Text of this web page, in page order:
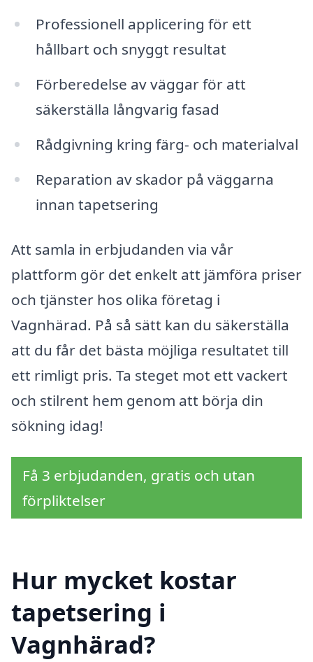
Professionell applicering för ett
hållbart och snyggt resultat
Förberedelse av väggar för att
säkerställa långvarig fasad
Rådgivning kring färg- och materialval
Reparation av skador på väggarna
innan tapetsering
Att samla in erbjudanden via vår
plattform gör det enkelt att jämföra priser
och tjänster hos olika företag i
Vagnhärad. På så sätt kan du säkerställa
att du får det bästa möjliga resultatet till
ett rimligt pris. Ta steget mot ett vackert
och stilrent hem genom att börja din
sökning idag!
Få 3 erbjudanden, gratis och utan
förpliktelser
Hur mycket kostar
tapetsering i
Vagnhärad?